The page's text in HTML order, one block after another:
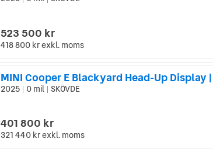
523 500 kr
418 800 krexkl. moms
MINI Cooper E Blackyard Head-Up Display
2025 0 mil SKÖVDE
401 800 kr
321 440 krexkl. moms